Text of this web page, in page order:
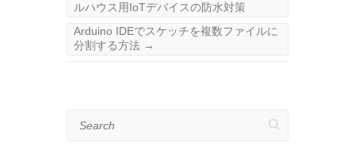
ルハウス用IoTデバイスの防水対策
Arduino IDEでスケッチを複数ファイルに
分割する方法 →